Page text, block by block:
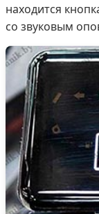
находится
со звуковым